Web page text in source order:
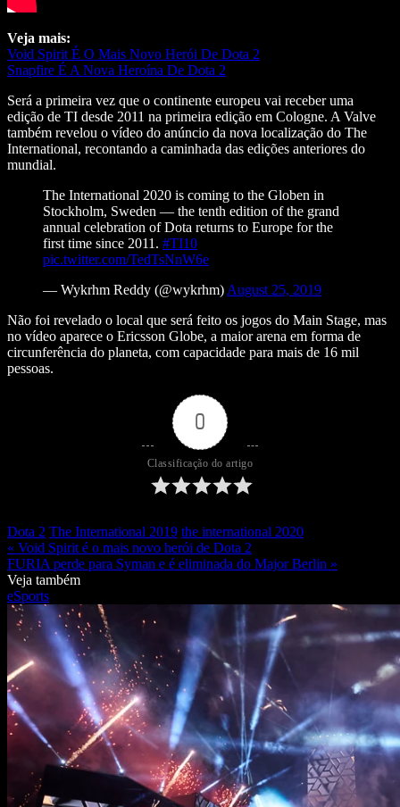
Veja mais:
Void Spirit É O Mais Novo Herói De Dota 2
Snapfire É A Nova Heroína De Dota 2
Será a primeira vez que o continente europeu vai receber uma
edição de TI desde 2011 na primeira edição em Cologne. A Valve
também revelou o vídeo do anúncio da nova localização do The
International, recontando a caminhada das edições anteriores do
mundial.
The International 2020 is coming to the Globen in
Stockholm, Sweden — the tenth edition of the grand
annual celebration of Dota returns to Europe for the
first time since 2011. #TI10
pic.twitter.com/TedTsNnW6e
— Wykrhm Reddy (@wykrhm) August 25, 2019
Não foi revelado o local que será feito os jogos do Main Stage, mas
no vídeo aparece o Ericsson Globe, a maior arena em forma de
circunferência do planeta, com capacidade para mais de 16 mil
pessoas.
0
Classificação do artigo
Dota 2 The International 2019 the international 2020
« Void Spirit é o mais novo herói de Dota 2
FURIA perde para Syman e é eliminada do Major Berlin »
Veja também
eSports